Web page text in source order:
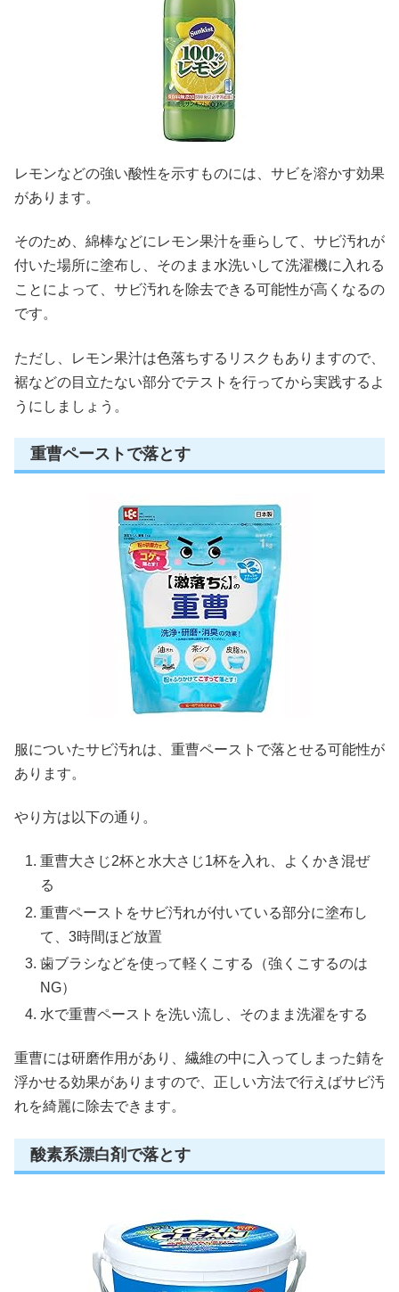
レモンなどの強い酸性を示すものには、サビを溶かす効果
があります。
そのため、綿棒などにレモン果汁を垂らして、サビ汚れが
付いた場所に塗布し、そのまま水洗いして洗濯機に入れる
ことによって、サビ汚れを除去できる可能性が高くなるの
です。
ただし、レモン果汁は色落ちするリスクもありますので、
裾などの目立たない部分でテストを行ってから実践するよ
うにしましょう。
重曹ペーストで落とす
服についたサビ汚れは、重曹ペーストで落とせる可能性が
あります。
やり方は以下の通り。
重曹大さじ2杯と水大さじ1杯を入れ、よくかき混ぜ
る
重曹ペーストをサビ汚れが付いている部分に塗布し
て、3時間ほど放置
歯ブラシなどを使って軽くこする（強くこするのは
NG）
水で重曹ペーストを洗い流し、そのまま洗濯をする
重曹には研磨作用があり、繊維の中に入ってしまった錆を
浮かせる効果がありますので、正しい方法で行えばサビ汚
れを綺麗に除去できます。
酸素系漂白剤で落とす